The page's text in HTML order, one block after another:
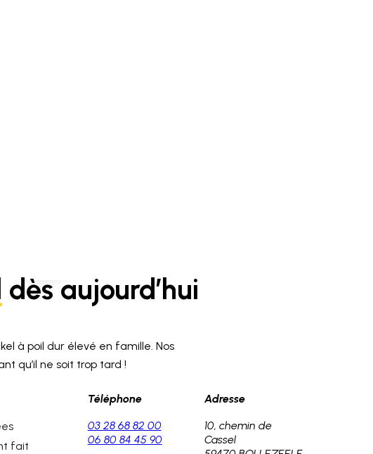
dès aujourd’hui
à poil dur élevé en famille. Nos
qu’il ne soit trop tard !
fait
Téléphone
03 28 68 82 00
06 80 84 45 90
Adresse
10, chemin de
Cassel